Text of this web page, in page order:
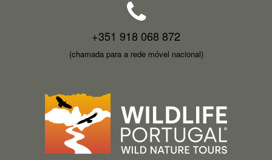
+351 918 068 872
(chamada para a rede móvel nacional)